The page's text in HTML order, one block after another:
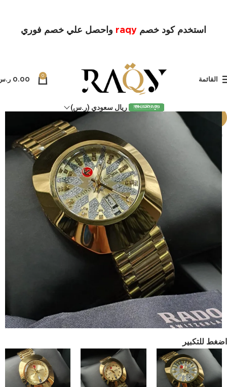
استخدم كود خصم raqy واحصل علي خصم فوري
القائمة
0
0.00
ريال سعودي (ر.س)
بيعت كل
اضغط للتكبير